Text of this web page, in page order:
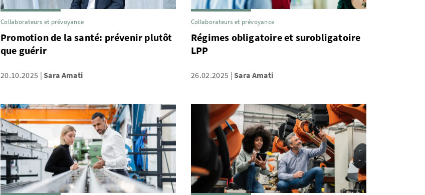
Collaborateurs et prévoyance
Promotion de la santé: prévenir plutôt
que guérir
20.10.2025 Sara Amati
Collaborateurs et prévoyance
Régimes obligatoire et surobligatoire
LPP
26.02.2025 Sara Amati